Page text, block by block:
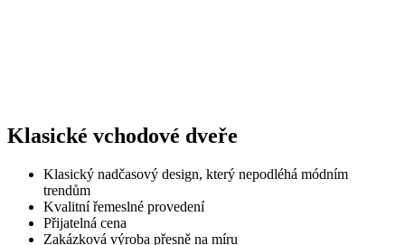
Klasické vchodové dveře
Klasický nadčasový design, který nepodléhá módním
trendům
Kvalitní řemeslné provedení
Přijatelná cena
Zakázková výroba přesně na míru